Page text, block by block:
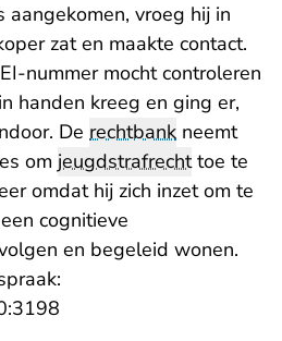
vroeg hij in
zat en maakte contact.
nummer mocht controleren
handen kreeg en ging er,
De rechtbank neemt
om jeugdstrafrechttoe te
omdat hij zich inzet om te
cognitieve
en begeleid wonen.